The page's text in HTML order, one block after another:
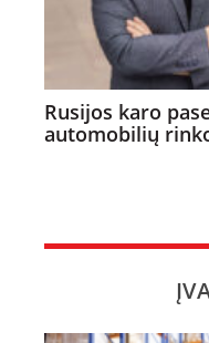
Rusijos karo
automobilių